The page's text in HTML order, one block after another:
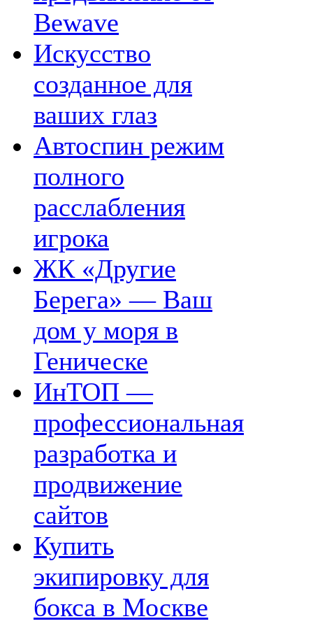
Bewave
Искусство
созданное для
ваших глаз
Автоспин режим
полного
расслабления
игрока
ЖК «Другие
Берега» — Ваш
дом у моря в
Геническе
ИнТОП —
профессиональная
разработка и
продвижение
сайтов
Купить
экипировку для
бокса в Москве